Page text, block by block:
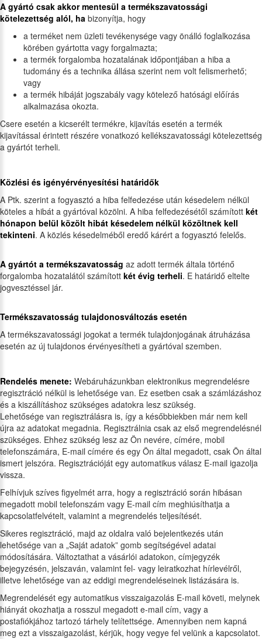
A gyártó csak akkor mentesül a termékszavatossági
kötelezettség alól, ha bizonyítja, hogy
a terméket nem üzleti tevékenysége vagy önálló foglalkozása
körében gyártotta vagy forgalmazta;
a termék forgalomba hozatalának időpontjában a hiba a
tudomány és a technika állása szerint nem volt felismerhető;
vagy
a termék hibáját jogszabály vagy kötelező hatósági előírás
alkalmazása okozta.
Csere esetén a kicserélt termékre, kijavítás esetén a termék
kijavítással érintett részére vonatkozó kellékszavatossági kötelezettség
a gyártót terheli.
Közlési és igényérvényesítési határidők
A Ptk. szerint a fogyasztó a hiba felfedezése után késedelem nélkül
köteles a hibát a gyártóval közölni. A hiba felfedezésétől számított két
hónapon belül közölt hibát késedelem nélkül közöltnek kell
tekinteni. A közlés késedelméből eredő kárért a fogyasztó felelős.
A gyártót a termékszavatosság az adott termék általa történő
forgalomba hozatalától számított két évig terheli. E határidő eltelte
jogvesztéssel jár.
Termékszavatosság tulajdonosváltozás esetén
A termékszavatossági jogokat a termék tulajdonjogának átruházása
esetén az új tulajdonos érvényesítheti a gyártóval szemben.
Rendelés menete: Webáruházunkban elektronikus megrendelésre
regisztráció nélkül is lehetősége van. Ez esetben csak a számlázáshoz
és a kiszállításhoz szükséges adatokra lesz szükség.
Lehetősége van regisztrálásra is, így a későbbiekben már nem kell
újra az adatokat megadnia. Regisztrálnia csak az első megrendelésnél
szükséges. Ehhez szükség lesz az Ön nevére, címére, mobil
telefonszámára, E-mail címére és egy Ön által megadott, csak Ön által
ismert jelszóra. Regisztrációját egy automatikus válasz E-mail igazolja
vissza.
Felhívjuk szíves figyelmét arra, hogy a regisztráció során hibásan
megadott mobil telefonszám vagy E-mail cím meghiúsíthatja a
kapcsolatfelvételt, valamint a megrendelés teljesítését.
Sikeres regisztráció, majd az oldalra való bejelentkezés után
lehetősége van a „Saját adatok” gomb segítségével adatai
módosítására. Változtathat a vásárlói adatokon, címjegyzék
bejegyzésén, jelszaván, valamint fel- vagy leiratkozhat hírlevélről,
illetve lehetősége van az eddigi megrendeléseinek listázására is.
Megrendelését egy automatikus visszaigazolás E-mail követi, melynek
hiányát okozhatja a rosszul megadott e-mail cím, vagy a
postafiókjához tartozó tárhely telítettsége. Amennyiben nem kapná
meg ezt a visszaigazolást, kérjük, hogy vegye fel velünk a kapcsolatot.